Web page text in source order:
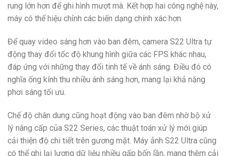
rung lớn hơn để ghi hình mượt mà. Kết hợp hai công nghệ này,
máy có thể hiệu chỉnh các biến dạng chính xác hơn.
Để quay video sáng hơn vào ban đêm, camera S22 Ultra tự
động thay đổi tốc độ khung hình giữa các FPS khác nhau,
đáp ứng với những thay đổi tinh tế về ánh sáng. Điều đó có
nghĩa ống kính thu nhiều ánh sáng hơn, mang lại khả năng
phơi sáng tối ưu.
Chế độ chân dung cũng hoạt động vào ban đêm nhờ bộ xử
lý nâng cấp của S22 Series, các thuật toán xử lý mới giúp
cải thiện độ chi tiết trên gương mặt. Máy ảnh S22 Ultra cũng
có thể ghi lại lượng dữ liệu nhiều gấp bốn lần, mang thêm cải